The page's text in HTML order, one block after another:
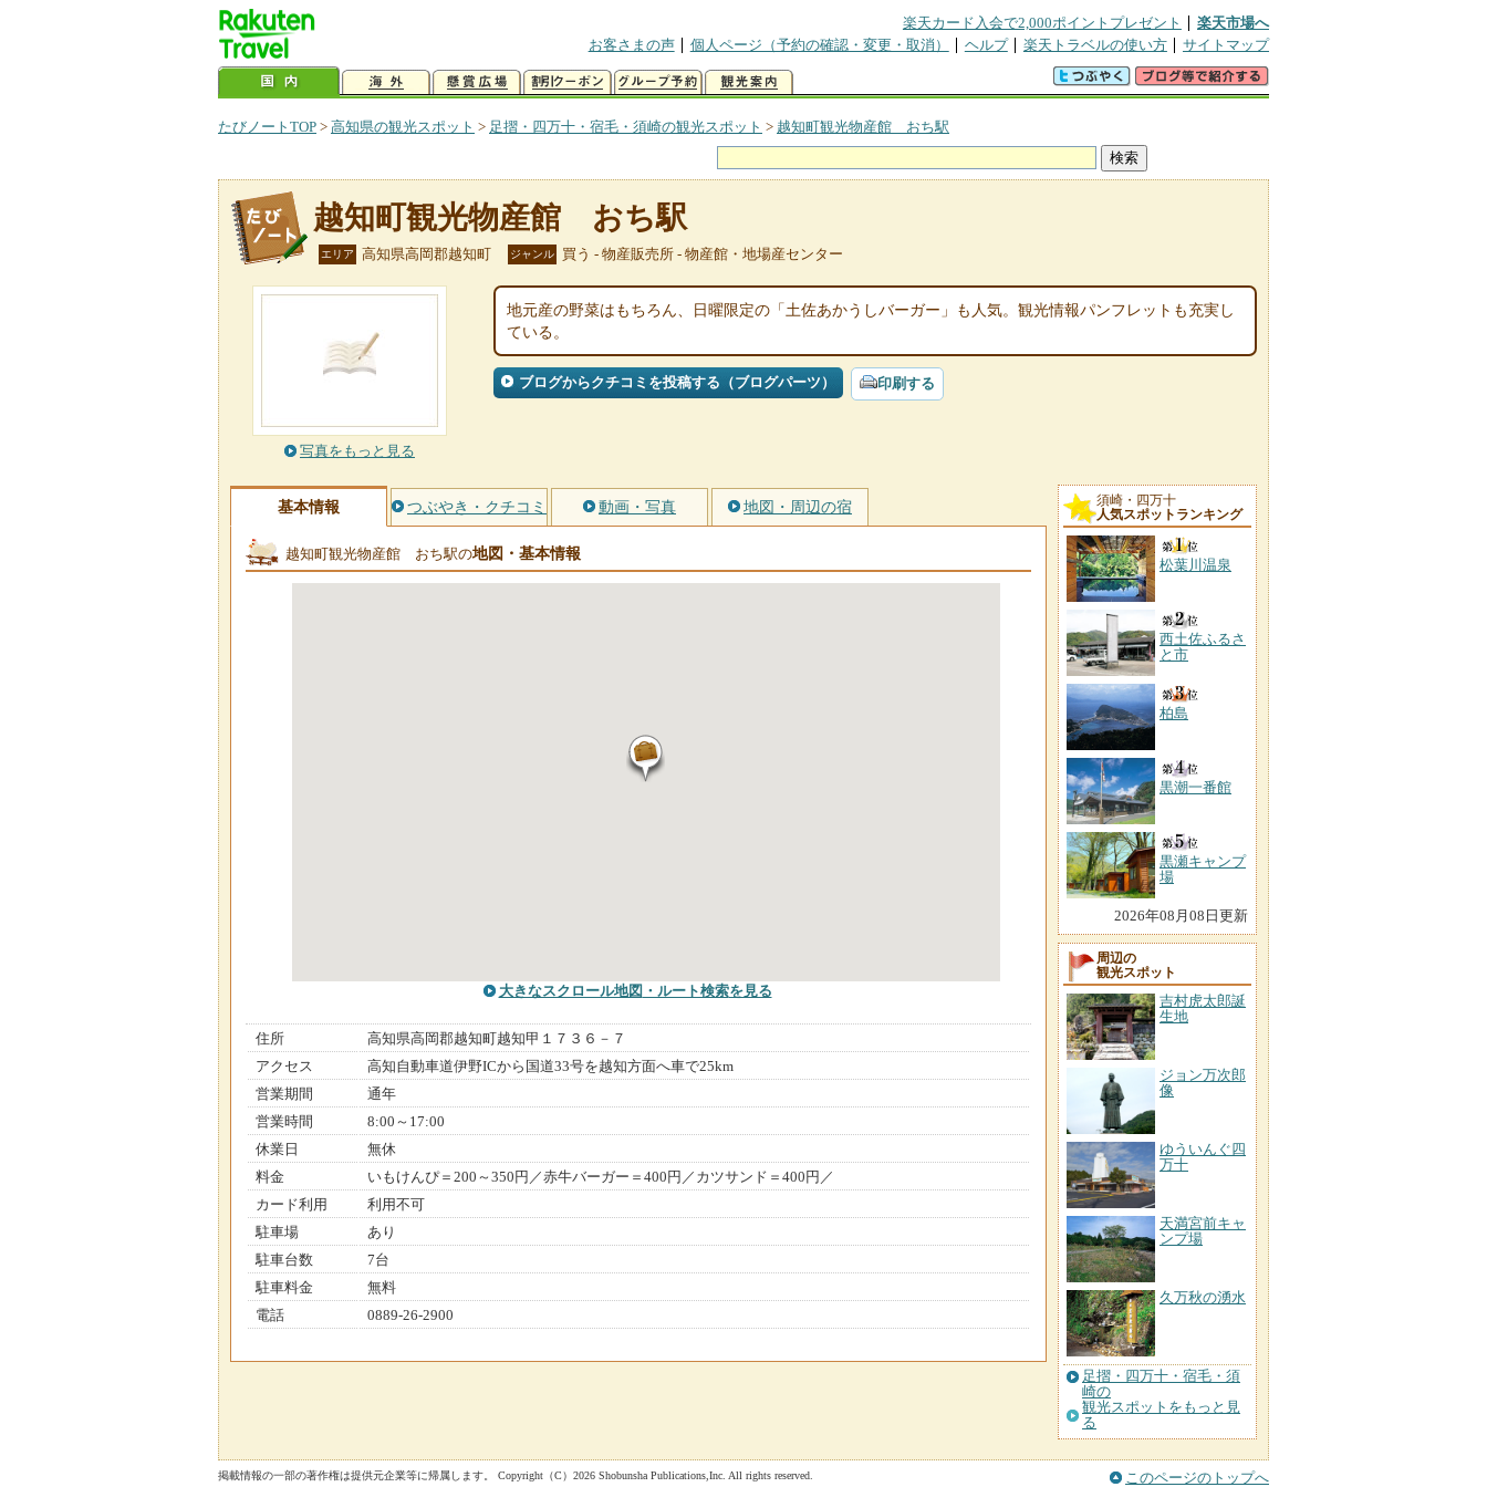
楽天カード入会で2,000ポイントプレゼント
楽天市場へ
お客さまの声
個人ページ（予約の確認・変更・取消） ヘルプ 楽天トラベルの使い方 サイトマップ
たびノートTOP > 高知県の観光スポット > 足摺・四万十・宿毛・須崎の観光スポット > 越知町観光物産館 おち駅
越知町観光物産館 おち駅
エリア 高知県高岡郡越知町 ジャンル 買う - 物産販売所 - 物産館・地場産センター
写真をもっと見る
地元産の野菜はもちろん、日曜限定の「土佐あかうしバーガー」も人気。観光情報パンフレットも充実し
ている。
ブログからクチコミを投稿する（ブログパーツ） 印刷する
基本情報 つぶやき・クチコミ 動画・写真 地図・周辺の宿
越知町観光物産館 おち駅の地図・基本情報
大きなスクロール地図 ・ルート検索を見る
住所
高知県高岡郡越知町越知甲１７３６－７
アクセス
高知自動車道伊野ICから国道33号を越知方面へ車で25km
営業期間
通年
営業時間
8:00～17:00
休業日
無休
料金
いもけんぴ＝200～350円／赤牛バーガー＝400円／カツサンド＝400円／
カード利用
利用不可
駐車場
あり
駐車台数
7台
駐車料金
無料
電話
0889-26-2900
須崎・四万十
人気スポットランキング
松葉川温泉
西土佐ふるさ
と市
柏島
黒潮一番館
黒瀬キャンプ
場
2026年08月08日更新
周辺の
観光スポット
吉村虎太郎誕
生地
ジョン万次郎
像
ゆういんぐ四
万十
天満宮前キャ
ンプ場
久万秋の湧水
足摺・四万十・宿毛・須
崎の
観光スポットをもっと見
る
掲載情報の一部の著作権は提供元企業等に帰属します。 Copyright（C）2026 Shobunsha Publications,Inc. All rights reserved. このページのトップへ